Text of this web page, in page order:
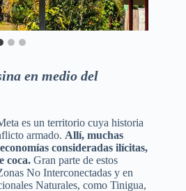
en medio del
es un territorio cuya historia
armado. Allí, muchas
consideradas ilícitas,
coca. Gran parte de estos
No Interconectadas y en
Naturales, como Tinigua,